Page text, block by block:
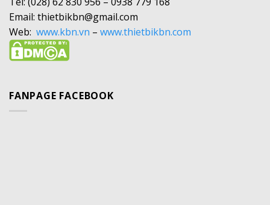
Email: thietbikbn@gmail.com
Web: www.kbn.vn – www.thietbikbn.com
FANPAGE FACEBOOK